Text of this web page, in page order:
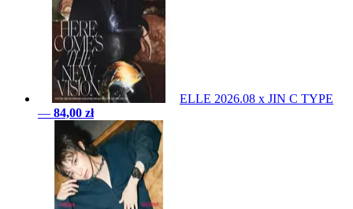
ELLE 2026.08 x JIN C TYPE
— 84,00 zł